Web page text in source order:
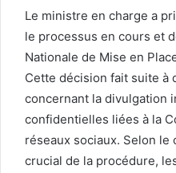
Le ministre en charge a
le processus en cours et
Nationale de Mise en
Cette décision fait suite à
concernant la divulgation
confidentielles liées à la
réseaux sociaux. Selon le
crucial de la procédure,